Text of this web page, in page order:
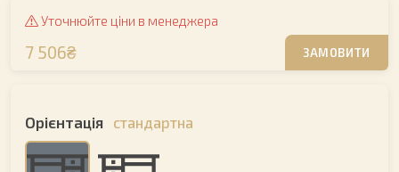
Уточнюйте ціни в менеджера
7 506₴ ЗАМОВИТИ
Орієнтація стандартна